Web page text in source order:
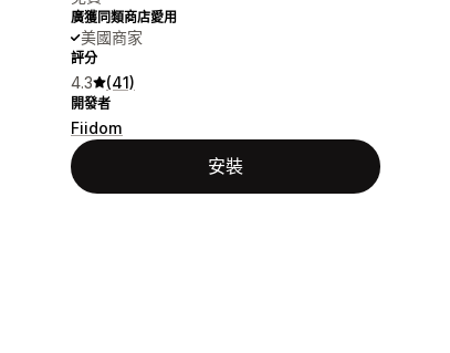
廣獲同類商店愛用
美國商家
評分
4.3 (41)
開發者
Fiidom
安裝